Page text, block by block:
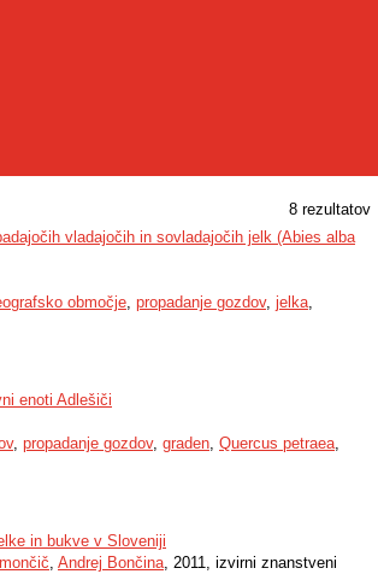
8 rezultatov
vladajočih in sovladajočih jelk (Abies alba
območje, propadanje gozdov, jelka,
enoti Adlešiči
, propadanje gozdov, graden, Quercus petraea,
in bukve v Sloveniji
, Andrej Bončina, 2011, izvirni znanstveni